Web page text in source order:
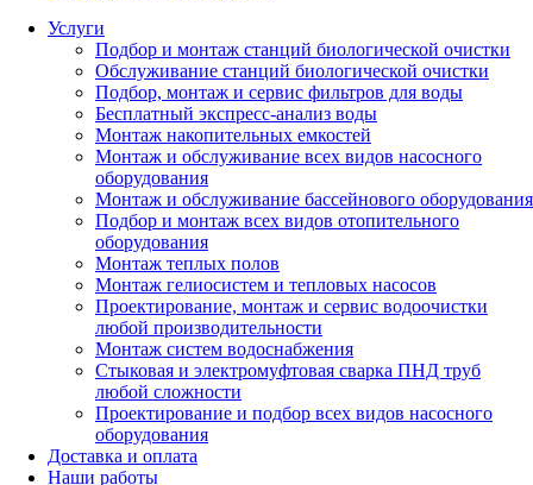
Услуги
Подбор и монтаж станций биологической очистки
Обслуживание станций биологической очистки
Подбор, монтаж и сервис фильтров для воды
Бесплатный экспресс-анализ воды
Монтаж накопительных емкостей
Монтаж и обслуживание всех видов насосного
оборудования
Монтаж и обслуживание бассейнового оборудования
Подбор и монтаж всех видов отопительного
оборудования
Монтаж теплых полов
Монтаж гелиосистем и тепловых насосов
Проектирование, монтаж и сервис водоочистки
любой производительности
Монтаж систем водоснабжения
Стыковая и электромуфтовая сварка ПНД труб
любой сложности
Проектирование и подбор всех видов насосного
оборудования
Доставка и оплата
Наши работы